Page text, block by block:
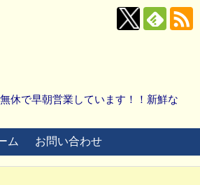
休で早朝営業しています！！新鮮な
ム お問い合わせ